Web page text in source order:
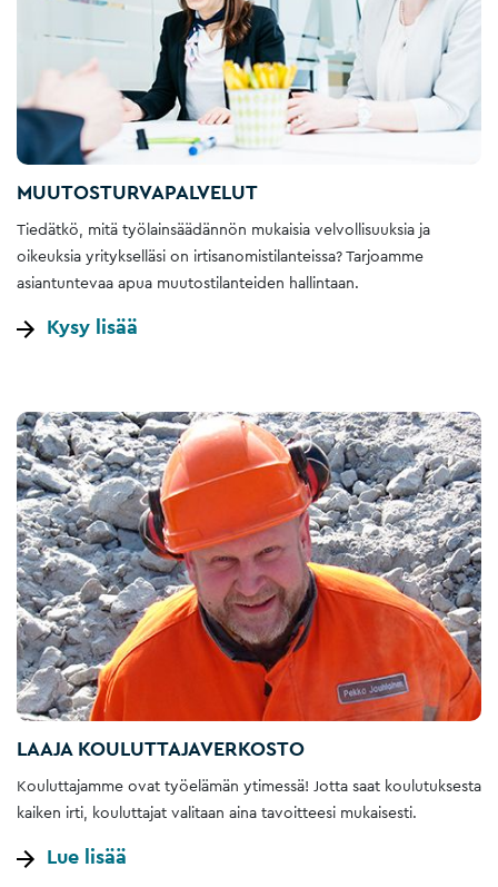
MUUTOSTURVAPALVELUT
Tiedätkö, mitä työlainsäädännön mukaisia velvollisuuksia ja
oikeuksia yritykselläsi on irtisanomistilanteissa? Tarjoamme
asiantuntevaa apua muutostilanteiden hallintaan.
Kysy lisää
LAAJA KOULUTTAJAVERKOSTO
Kouluttajamme ovat työelämän ytimessä! Jotta saat koulutuksesta
kaiken irti, kouluttajat valitaan aina tavoitteesi mukaisesti.
Lue lisää